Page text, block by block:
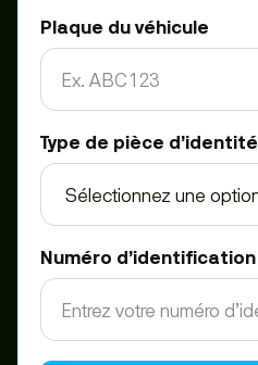
Plaque du véhicule
Type de pièce d’identité
Numéro d’identification